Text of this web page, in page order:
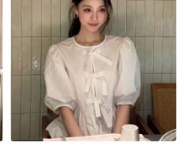
以西最长，全美第二长的廊
小trail，另一边是石头小
很低但非常清澈。在那一不
肚子饿了还想再留一会儿。第
也是因为冬天的缘故，水位